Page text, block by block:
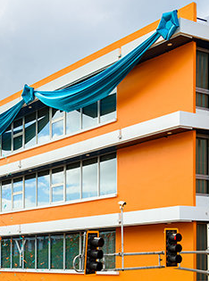
Narconon
Fakten über Drogen
United for Human Rights
Menschenrechte)
Citizens Commission on
Ehrenamtliche Scientology
Die